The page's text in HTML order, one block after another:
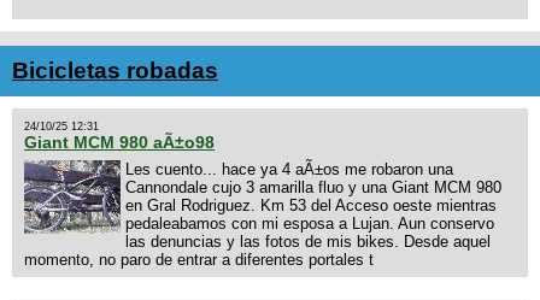
Bicicletas robadas
24/10/25 12:31
Giant MCM 980 aÃ±o98
Les cuento... hace ya 4 aÃ±os me robaron una
Cannondale cujo 3 amarilla fluo y una Giant MCM 980
en Gral Rodriguez. Km 53 del Acceso oeste mientras
pedaleabamos con mi esposa a Lujan. Aun conservo
las denuncias y las fotos de mis bikes. Desde aquel
momento, no paro de entrar a diferentes portales t